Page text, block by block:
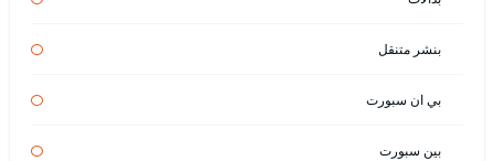
بنشر متنقل
بي ان سبورت
بين سبورت